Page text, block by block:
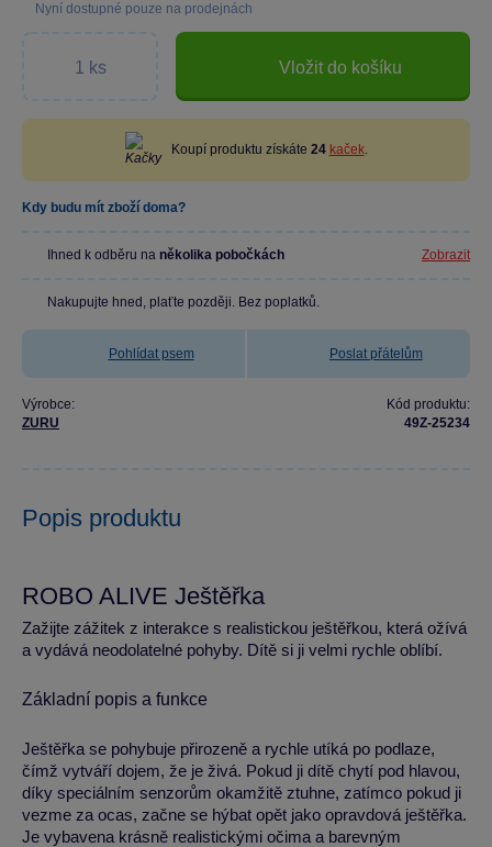
Nyní dostupné pouze na prodejnách
Vložit do košíku
Koupí produktu získáte 24 kaček.
Kdy budu mít zboží doma?
Ihned k odběru na několika pobočkách Zobrazit
Nakupujte hned, plaťte později. Bez poplatků.
Pohlídat psem Poslat přátelům
Výrobce:
ZURU
Kód produktu:
49Z-25234
Popis produktu
ROBO ALIVE Ještěřka
Zažijte zážitek z interakce s realistickou ještěřkou, která ožívá
a vydává neodolatelné pohyby. Dítě si ji velmi rychle oblíbí.
Základní popis a funkce
Ještěřka se pohybuje přirozeně a rychle utíká po podlaze,
čímž vytváří dojem, že je živá. Pokud ji dítě chytí pod hlavou,
díky speciálním senzorům okamžitě ztuhne, zatímco pokud ji
vezme za ocas, začne se hýbat opět jako opravdová ještěřka.
Je vybavena krásně realistickými očima a barevným